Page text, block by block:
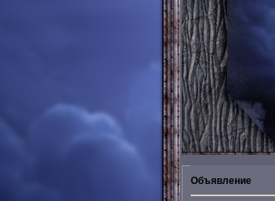
Объявление